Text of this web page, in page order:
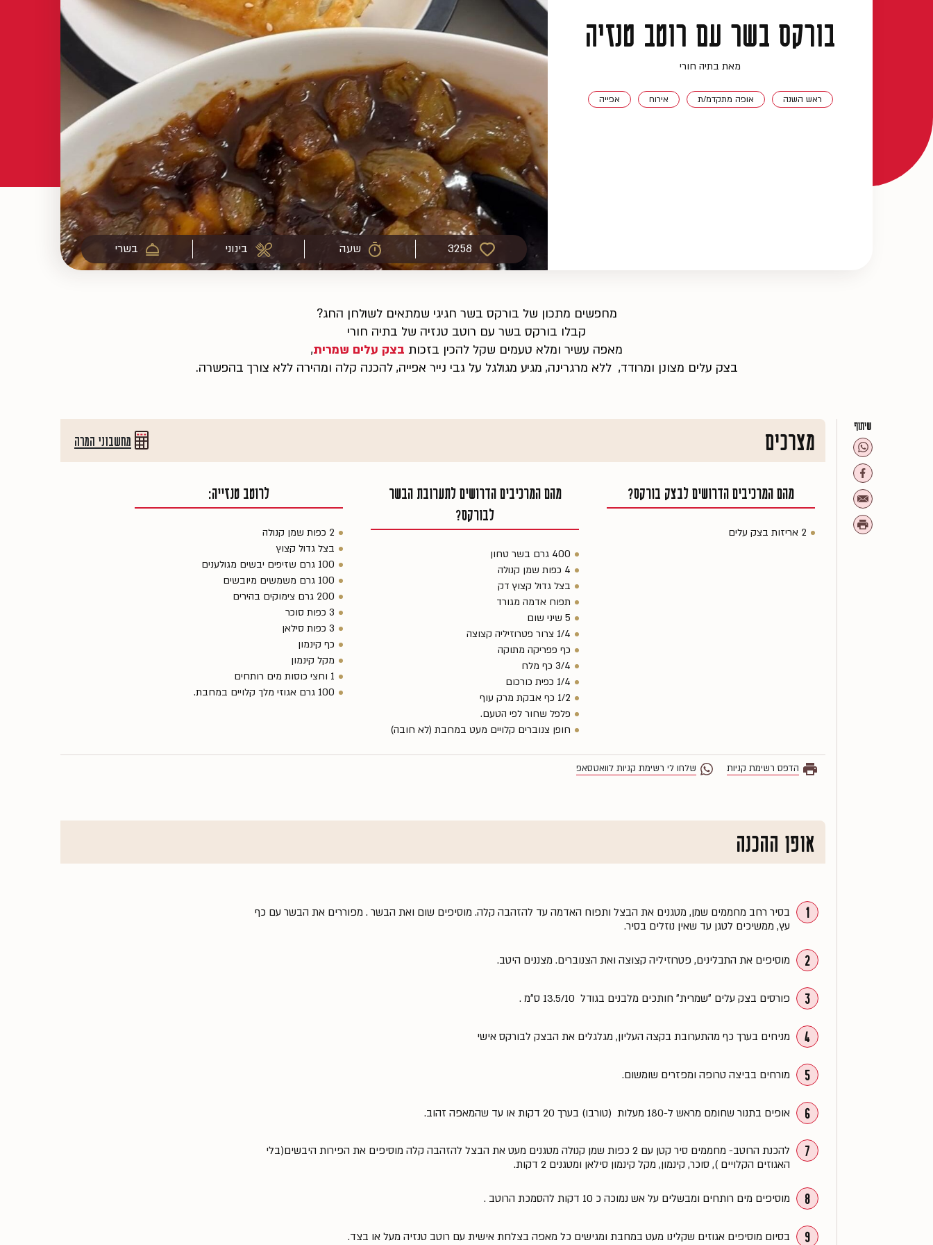
בורקס בשר עם רוטב טנזיה
מאת בתיה חורי
ראש השנה אופה מתקדמ/ת אירוח אפייה
3258 שעה בינוני בשרי
מחפשים מתכון של בורקס בשר חגיגי שמתאים לשולחן החג?
קבלו בורקס בשר עם רוטב טנזיה של בתיה חורי
מאפה עשיר ומלא טעמים שקל להכין בזכות בצק עלים שמרית,
בצק עלים מצונן ומרודד, ללא מרגרינה, מגיע מגולגל על גבי נייר אפייה, להכנה קלה ומהירה ללא צורך בהפשרה.
שיתוף מצרכים מחשבוני המרה
מהם המרכיבים הדרושים לבצק בורקס?
2 אריזות בצק עלים
מהם המרכיבים הדרושים לתערובת הבשר
לבורקס?
400 גרם בשר טחון
4 כפות שמן קנולה
בצל גדול קצוץ דק
תפוח אדמה מגורד
5 שיני שום
1/4 צרור פטרוזיליה קצוצה
כף פפריקה מתוקה
3/4 כף מלח
1/4 כפית כורכום
1/2 כף אבקת מרק עוף
פלפל שחור לפי הטעם.
חופן צנוברים קלויים מעט במחבת (לא חובה)
לרוטב טנזייה:
2 כפות שמן קנולה
בצל גדול קצוץ
100 גרם שזיפים יבשים מגולענים
100 גרם משמשים מיובשים
200 גרם צימוקים בהירים
3 כפות סוכר
3 כפות סילאן
כף קינמון
מקל קינמון
1 וחצי כוסות מים רותחים
100 גרם אגוזי מלך קלויים במחבת.
הדפס רשימת קניות שלחו לי רשימת קניות לוואטסאפ
אופן ההכנה
1
בסיר רחב מחממים שמן, מטגנים את הבצל ותפוח האדמה עד להזהבה קלה. מוסיפים שום ואת הבשר . מפוררים את הבשר עם כף
עץ, ממשיכים לטגן עד שאין נוזלים בסיר.
2 מוסיפים את התבלינים, פטרוזיליה קצוצה ואת הצנוברים. מצננים היטב.
3 פורסים בצק עלים ״שמרית״ חותכים מלבנים בגודל 13.5/10 ס״מ .
4 מניחים בערך כף מהתערובת בקצה העליון, מגלגלים את הבצק לבורקס אישי
5 מורחים בביצה טרופה ומפזרים שומשום.
6 אופים בתנור שחומם מראש ל-180 מעלות (טורבו) בערך 20 דקות או עד שהמאפה זהוב.
7
להכנת הרוטב- מחממים סיר קטן עם 2 כפות שמן קנולה מטגנים מעט את הבצל להזהבה קלה מוסיפים את הפירות היבשים(בלי
האגוזים הקלויים ), סוכר, קינמון, מקל קינמון סילאן ומטגנים 2 דקות.
8 מוסיפים מים רותחים ומבשלים על אש נמוכה כ 10 דקות להסמכת הרוטב .
9 בסיום מוסיפים אגוזים שקלינו מעט במחבת ומגישים כל מאפה בצלחת אישית עם רוטב טנזיה מעל או בצד.